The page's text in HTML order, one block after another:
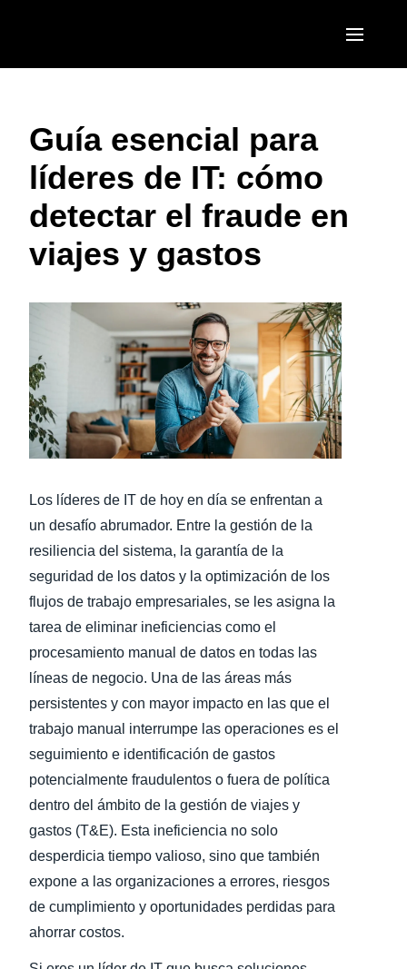
United States (English)
Canada (English)
Canada (Français)
México (Español)
EUROPE
United Kingdom (English)
France (Français)
Deutschland (Deutsch)
Nederlands (English)
Sweden (English)
Denmark (English)
Finland (English)
España (Español)
Norway (English)
ASIA PACIFIC
日本（日本語)
Singapore (English)
Guía esencial para
líderes de IT: cómo
detectar el fraude en
viajes y gastos
Los líderes de IT de hoy en día se enfrentan a
un desafío abrumador. Entre la gestión de la
resiliencia del sistema, la garantía de la
seguridad de los datos y la optimización de los
flujos de trabajo empresariales, se les asigna la
tarea de eliminar ineficiencias como el
procesamiento manual de datos en todas las
líneas de negocio. Una de las áreas más
persistentes y con mayor impacto en las que el
trabajo manual interrumpe las operaciones es el
seguimiento e identificación de gastos
potencialmente fraudulentos o fuera de política
dentro del ámbito de la gestión de viajes y
gastos (T&E). Esta ineficiencia no solo
desperdicia tiempo valioso, sino que también
expone a las organizaciones a errores, riesgos
de cumplimiento y oportunidades perdidas para
ahorrar costos.